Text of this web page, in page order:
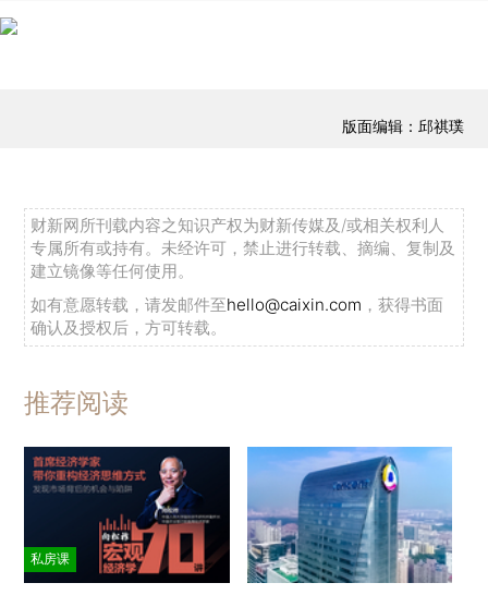
版面编辑：邱祺璞
财新网所刊载内容之知识产权为财新传媒及/或相关权利人
专属所有或持有。未经许可，禁止进行转载、摘编、复制及
建立镜像等任何使用。
如有意愿转载，请发邮件至hello@caixin.com ，获得书面
确认及授权后，方可转载。
推荐阅读
私房课